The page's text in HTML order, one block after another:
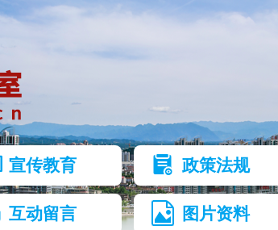
宣传教育 政策法规
互动留言 图片资料